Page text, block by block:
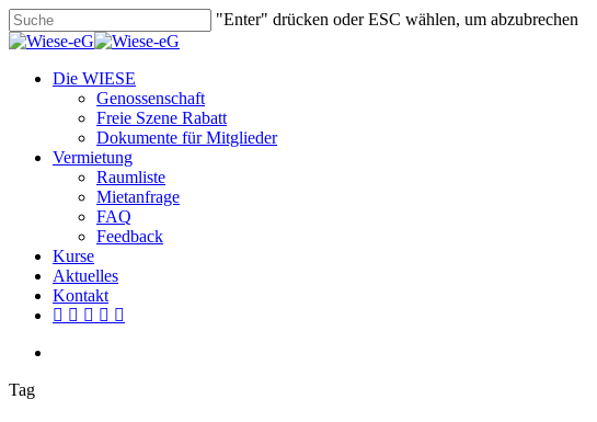
Skip
to
content
"Enter" drücken oder ESC wählen, um abzubrechen
Close
search
Menu
Die WIESE
Genossenschaft
Freie Szene Rabatt
Dokumente für Mitglieder
Vermietung
Raumliste
Mietanfrage
FAQ
Feedback
Kurse
Aktuelles
Kontakt
facebook
youtube
instagram
phone
email
Tag